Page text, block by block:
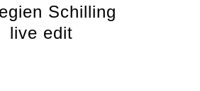
Schilling
live edit